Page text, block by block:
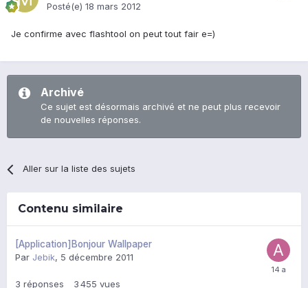
Posté(e) 18 mars 2012
Je confirme avec flashtool on peut tout fair e=)
Archivé
Ce sujet est désormais archivé et ne peut plus recevoir
de nouvelles réponses.
Aller sur la liste des sujets
Contenu similaire
[Application]Bonjour Wallpaper
Par Jebik, 5 décembre 2011
3 réponses 3 455 vues